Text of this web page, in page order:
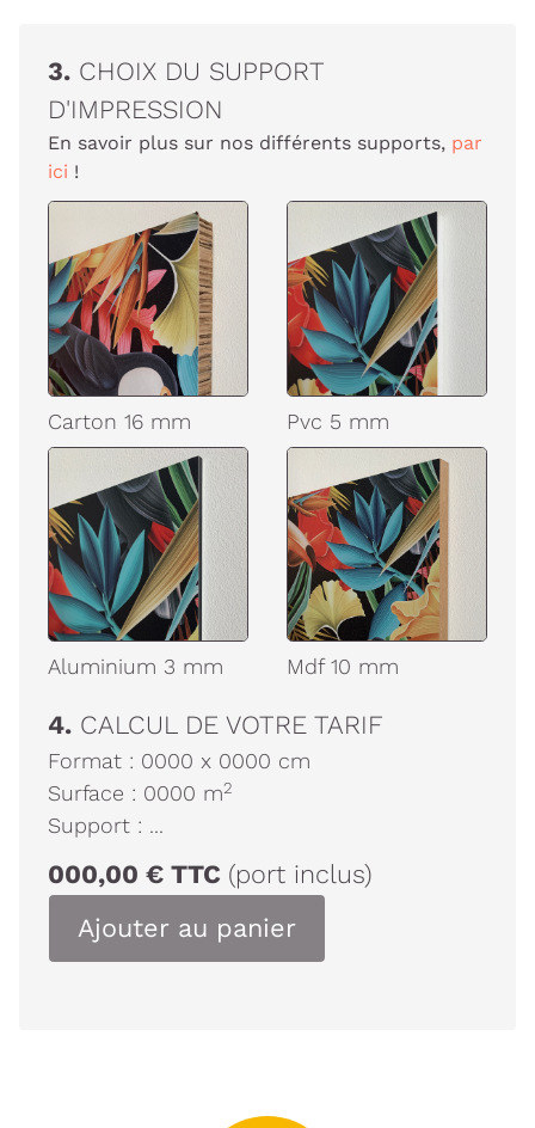
3. CHOIX DU SUPPORT
D'IMPRESSION
En savoir plus sur nos différents supports, par
ici !
Carton 16 mm Pvc 5 mm
Aluminium 3 mm Mdf 10 mm
4. CALCUL DE VOTRE TARIF
Format : 0000 x 0000 cm
Surface : 0000 m2
Support : ...
000,00 € TTC (port inclus)
Ajouter au panier